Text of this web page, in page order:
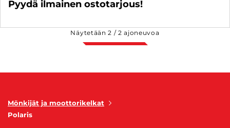
Pyydä ilmainen ostotarjous!
Näytetään2 /2 ajoneuvoa
Mönkijät ja moottorikelkat
Polaris